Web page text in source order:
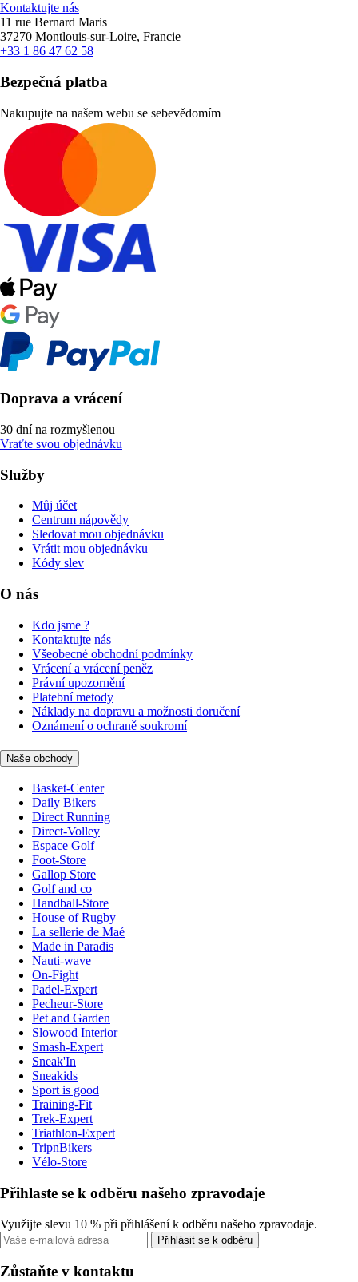
Kontaktujte nás
11 rue Bernard Maris
37270 Montlouis-sur-Loire, Francie
+33 1 86 47 62 58
Bezpečná platba
Nakupujte na našem webu se sebevědomím
Doprava a vrácení
30 dní na rozmyšlenou
Vraťte svou objednávku
Služby
Můj účet
Centrum nápovědy
Sledovat mou objednávku
Vrátit mou objednávku
Kódy slev
O nás
Kdo jsme ?
Kontaktujte nás
Všeobecné obchodní podmínky
Vrácení a vrácení peněz
Právní upozornění
Platební metody
Náklady na dopravu a možnosti doručení
Oznámení o ochraně soukromí
Naše obchody
Basket-Center
Daily Bikers
Direct Running
Direct-Volley
Espace Golf
Foot-Store
Gallop Store
Golf and co
Handball-Store
House of Rugby
La sellerie de Maé
Made in Paradis
Nauti-wave
On-Fight
Padel-Expert
Pecheur-Store
Pet and Garden
Slowood Interior
Smash-Expert
Sneak'In
Sneakids
Sport is good
Training-Fit
Trek-Expert
Triathlon-Expert
TripnBikers
Vélo-Store
Přihlaste se k odběru našeho zpravodaje
Využijte slevu 10 % při přihlášení k odběru našeho zpravodaje.
Přihlásit se k odběru
Zůstaňte v kontaktu